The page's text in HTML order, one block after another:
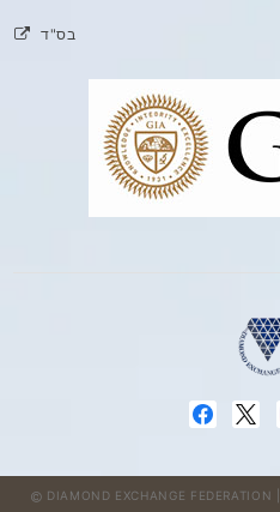
בס"ד
DIAMOND EXCHANGE FEDERATION |